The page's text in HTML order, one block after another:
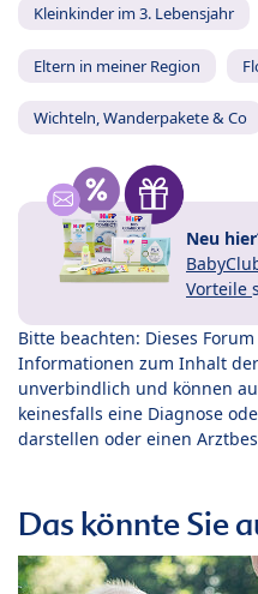
Kleinkinder im 3. Lebensjahr
Eltern in meiner Region
Wichteln, Wanderpakete & Co
Neu
Vorteile
Bitte beachten: Dieses
Informationen zum Inhalt
unverbindlich und können
keinesfalls eine Diagnose
darstellen oder einen
Das könnte Sie